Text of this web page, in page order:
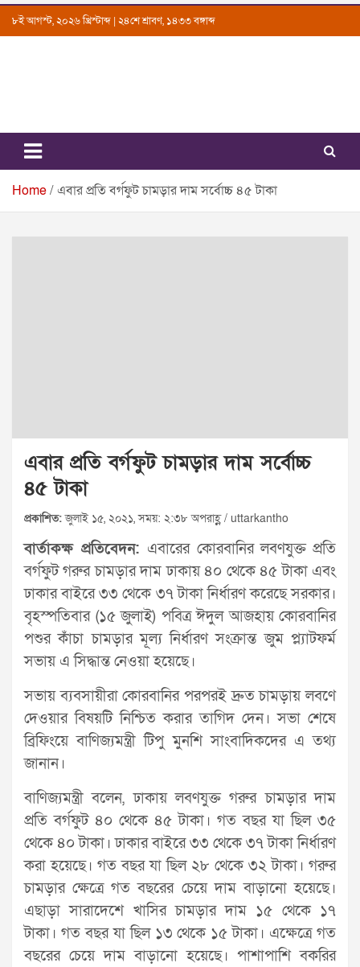
Skip৮ই আগস্ট, ২০২৬ খ্রিস্টাব্দ | ২৪শে শ্রাবণ, ১৪৩৩ বঙ্গাব্দ
Uttarkantho
News Portal
Home এবার প্রতি বর্গফুট চামড়ার দাম সর্বোচ্চ ৪৫ টাকা
এবার প্রতি বর্গফুট চামড়ার দাম সর্বোচ্চ
৪৫ টাকা
প্রকাশিত:জুলাই ১৫, ২০২১, সময়: ২:৩৮ অপরাহ্ণ / uttarkantho
বার্তাকক্ষ প্রতিবেদন: এবারের কোরবানির লবণযুক্ত প্রতি
বর্গফুট গরুর চামড়ার দাম ঢাকায় ৪০ থেকে ৪৫ টাকা এবং
ঢাকার বাইরে ৩৩ থেকে ৩৭ টাকা নির্ধারণ করেছে সরকার।
বৃহস্পতিবার (১৫ জুলাই) পবিত্র ঈদুল আজহায় কোরবানির
পশুর কাঁচা চামড়ার মূল্য নির্ধারণ সংক্রান্ত জুম প্ল্যাটফর্ম
সভায় এ সিদ্ধান্ত নেওয়া হয়েছে।
সভায় ব্যবসায়ীরা কোরবানির পরপরই দ্রুত চামড়ায় লবণে
দেওয়ার বিষয়টি নিশ্চিত করার তাগিদ দেন। সভা শেষে
ব্রিফিংয়ে বাণিজ্যমন্ত্রী টিপু মুনশি সাংবাদিকদের এ তথ্য
জানান।
বাণিজ্যমন্ত্রী বলেন, ঢাকায় লবণযুক্ত গরুর চামড়ার দাম
প্রতি বর্গফুট ৪০ থেকে ৪৫ টাকা। গত বছর যা ছিল ৩৫
থেকে ৪০ টাকা। ঢাকার বাইরে ৩৩ থেকে ৩৭ টাকা নির্ধারণ
করা হয়েছে। গত বছর যা ছিল ২৮ থেকে ৩২ টাকা। গরুর
চামড়ার ক্ষেত্রে গত বছরের চেয়ে দাম বাড়ানো হয়েছে।
এছাড়া সারাদেশে খাসির চামড়ার দাম ১৫ থেকে ১৭
টাকা। গত বছর যা ছিল ১৩ থেকে ১৫ টাকা। এক্ষেত্রে গত
বছরের চেয়ে দাম বাড়ানো হয়েছে। পাশাপাশি বকরির